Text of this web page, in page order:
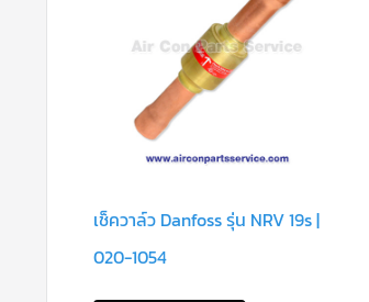
เช็ควาล์ว Danfoss รุ่น NRV 19s |
020-1054